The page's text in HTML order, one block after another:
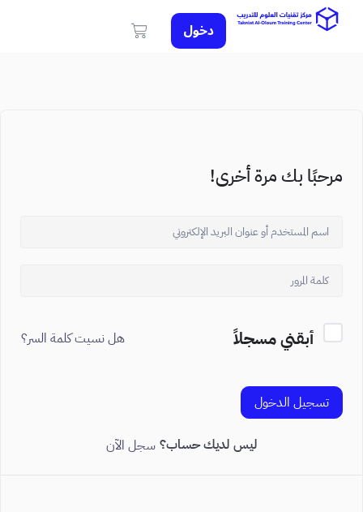
دخول
مرحبًا بك مرة أخرى!
أبقني مسجلاً هل نسيت كلمة السر؟
تسجيل الدخول
ليس لديك حساب؟ سجل الآن